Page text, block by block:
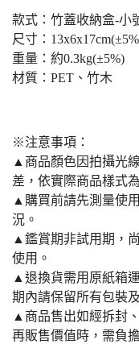
款式：竹蓋收納盒-小
尺寸：
重量：約0.3kg(±5%)
材質：PET、竹木
※注意事項：
▲商品顏色因拍攝光
差，依實際商品樣式
▲購買前請先測量使
況。
▲鑑賞期非試用期，
使用。
▲退換貨需用原紙箱
期內請保留所有包裝
▲商品售出如經拆封
再販售價值時，需負